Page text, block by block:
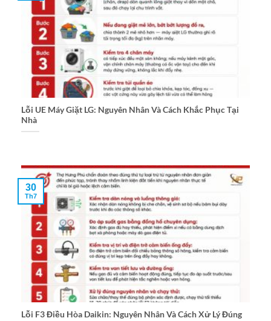
Lỗi UE Máy Giặt LG: Nguyên Nhân Và Cách Khắc Phục Tại
Nhà
Lỗi F3 Điều Hòa Daikin: Nguyên Nhân Và Cách Xử Lý Đúng
30
Th7